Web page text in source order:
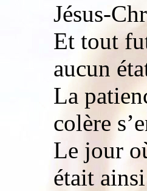
Jésus-
Et tout
aucun
La
colère
Le jour
était